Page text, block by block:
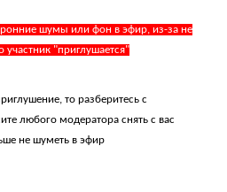
шумы или фон в эфир, из-за не
"приглушается"
то разберитесь с
любого модератора снять с вас
не шуметь в эфир